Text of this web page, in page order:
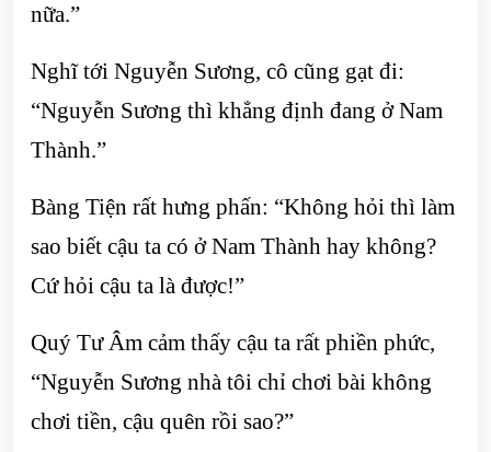
nữa.”
Nghĩ tới Nguyễn Sương, cô cũng gạt đi:
“Nguyễn Sương thì khẳng định đang ở Nam
Thành.”
Bàng Tiện rất hưng phấn: “Không hỏi thì làm
sao biết cậu ta có ở Nam Thành hay không?
Cứ hỏi cậu ta là được!”
Quý Tư Âm cảm thấy cậu ta rất phiền phức,
“Nguyễn Sương nhà tôi chỉ chơi bài không
chơi tiền, cậu quên rồi sao?”